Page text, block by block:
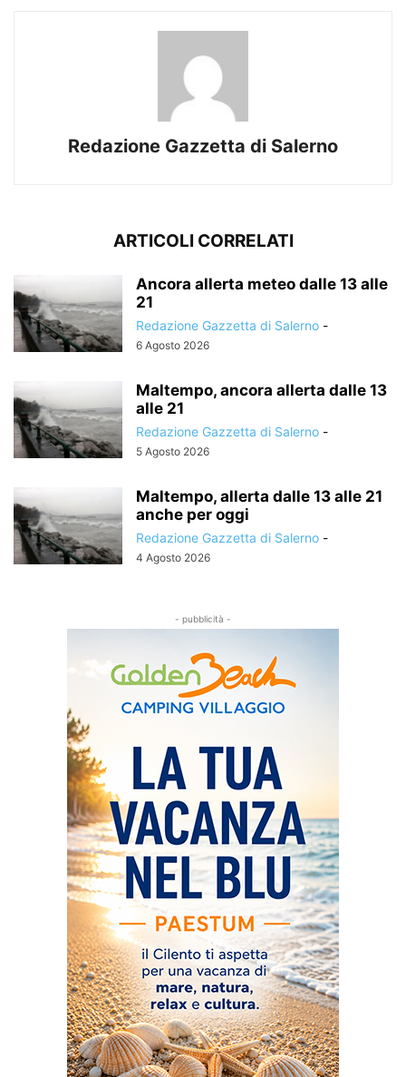
Redazione Gazzetta di Salerno
ARTICOLI CORRELATI
Ancora allerta meteo dalle 13 alle
21
Redazione Gazzetta di Salerno -
6 Agosto 2026
Maltempo, ancora allerta dalle 13
alle 21
Redazione Gazzetta di Salerno -
5 Agosto 2026
Maltempo, allerta dalle 13 alle 21
anche per oggi
Redazione Gazzetta di Salerno -
4 Agosto 2026
- pubblicità -